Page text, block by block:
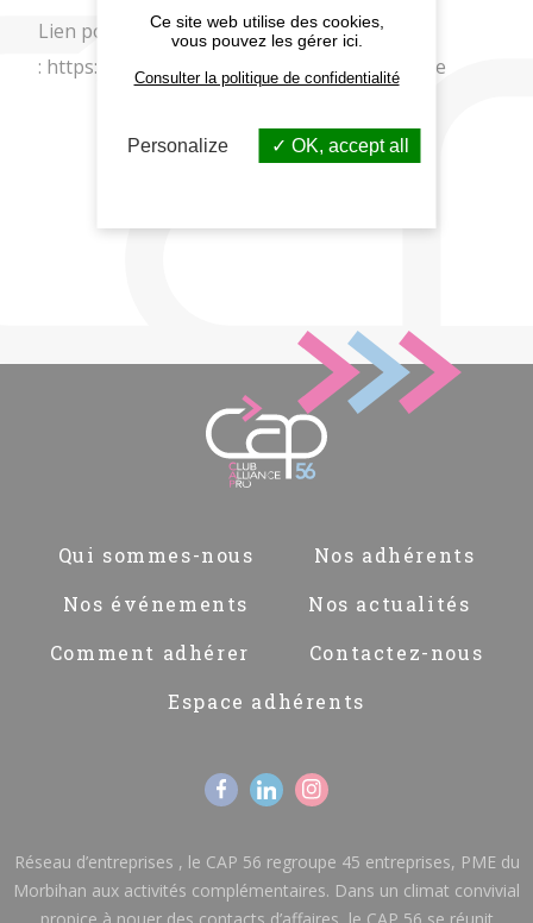
Lien pour vous inscrire
: https://my.weezevent.com/dejeuner-surprise
Qui sommes-nous
Nos adhérents
Nos événements
Nos actualités
Comment adhérer
Contactez-nous
Espace adhérents
Réseau d’entreprises , le CAP 56 regroupe 45 entreprises, PME du
Morbihan aux activités complémentaires. Dans un climat convivial
propice à nouer des contacts d’affaires, le CAP 56 se réunit
Ce site web utilise des cookies,
vous pouvez les gérer ici.
Consulter la politique de confidentialité
Personalize OK, accept all